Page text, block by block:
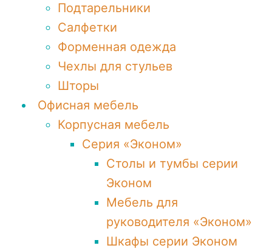
Подтарельники
Салфетки
Форменная одежда
Чехлы для стульев
Шторы
Офисная мебель
Корпусная мебель
Серия «Эконом»
Столы и тумбы серии
Эконом
Мебель для
руководителя «Эконом»
Шкафы серии Эконом